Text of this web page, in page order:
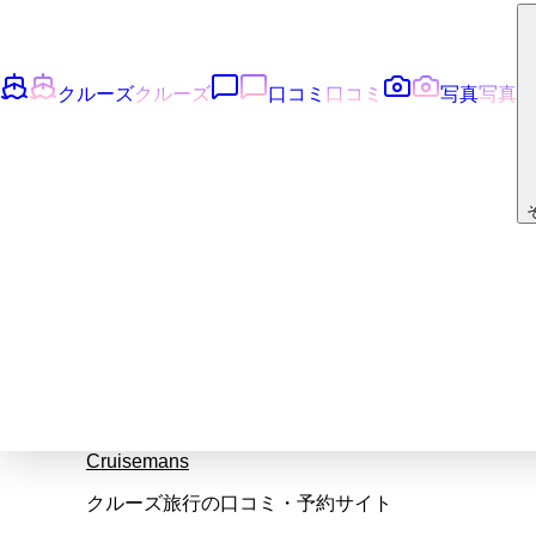
クルーズクルーズ 口コミ 口コミ 写真写真
Cruisemans
クルーズ旅行の口コミ・予約サイト